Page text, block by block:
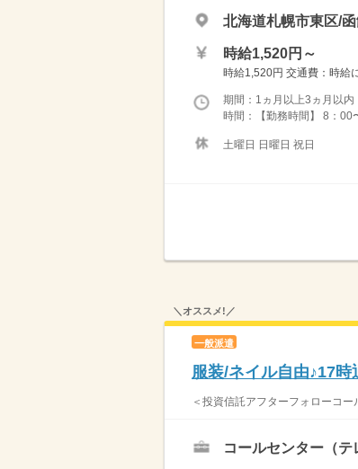
北海道札幌市東区/
時給1,520円～
時給1,520円 交通費：時
期間：1ヵ月以上3ヵ月以
時間：【勤務時間】 8：00
土曜日 日曜日 祝日
＼オススメ!／
一般派遣
服装/ネイル自由♪17
＜投資信託アフターフォローコ
コールセンター（テ